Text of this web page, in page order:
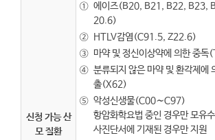
신청 가능 산
모 질환
① 에이즈(B20, B21, B22, B23,
20.6)
②
HTLV감염(C91.5, Z22.6)
③ 마약 및 정신이상약에 의한 중
④ 분류되지 않은 마약 및 환각제에
출(X62)
⑤ 악성신생물(C00∼C97)
항암화학요법 중인 경우만 모유
사진단서에 기재된 경우만 지원